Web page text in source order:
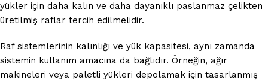
yükler için daha kalın ve daha dayanıklı paslanmaz çelikten
üretilmiş raflar tercih edilmelidir.
Raf sistemlerinin kalınlığı ve yük kapasitesi, aynı zamanda
sistemin kullanım amacına da bağlıdır. Örneğin, ağır
makineleri veya paletli yükleri depolamak için tasarlanmış